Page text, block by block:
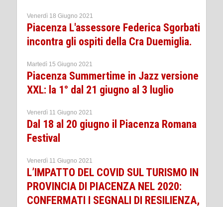
Venerdì 18 Giugno 2021
Piacenza L'assessore Federica Sgorbati
incontra gli ospiti della Cra Duemiglia.
Martedì 15 Giugno 2021
Piacenza Summertime in Jazz versione
XXL: la 1° dal 21 giugno al 3 luglio
Venerdì 11 Giugno 2021
Dal 18 al 20 giugno il Piacenza Romana
Festival
Venerdì 11 Giugno 2021
L’IMPATTO DEL COVID SUL TURISMO IN
PROVINCIA DI PIACENZA NEL 2020:
CONFERMATI I SEGNALI DI RESILIENZA,